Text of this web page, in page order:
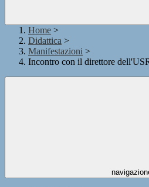
Home >
Didattica >
Manifestazioni >
Incontro con il direttore